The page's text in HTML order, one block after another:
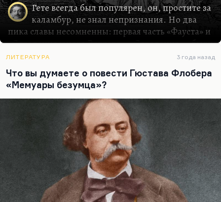
Гете всегда был популярен, он, простите за
каламбур, не знал непризнания. Но два
пика славы несомненны: первая часть «Фауста» и
«Страдания юного Вертера». «Страдания…» были
настолько модной книгой, что предполагаемое
место упокоения Вертера стало местом
паломничества, самоубийства стали модой,
носили все одежду под Вертера, желтые эти
канареечные штаны. Но самый яркий пример –
по крайней мере, для России – в том, что
«Страдания юного Вертера» сподвигли
Лермонтова на «Героя нашего времени».
«Нет, я не Байрон, я другой», – говорил Лермонтов,
имея в виду совершенно конкретную проблему.
Его возводили к Байрону друзья, коллеги, но
возводили неосновательно. Он байронит (в…
ЛИТЕРАТУРА 3 года назад
Что вы думаете о повести Гюстава Флобера
«Мемуары безумца»?